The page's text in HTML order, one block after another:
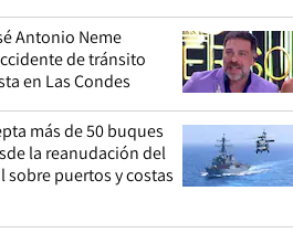
Antonio Neme
de tránsito
en Las Condes
más de 50 buques
la reanudación del
sobre puertos y costas